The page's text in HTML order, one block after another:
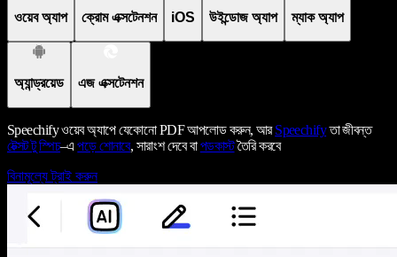
ওয়েব অ্যাপ ক্রোম এক্সটেনশন iOS উইন্ডোজ অ্যাপ ম্যাক অ্যাপ
অ্যান্ড্রয়েড এজ এক্সটেনশন
Speechify ওয়েব অ্যাপে যেকোনো PDF আপলোড করুন, আরSpeechifyতা জীবন্ত
টেক্সট টু স্পিচ–এপড়ে শোনাবে, সারাংশ দেবে বাপডকাস্টতৈরি করবে
বিনামূল্যে ট্রাই করুন